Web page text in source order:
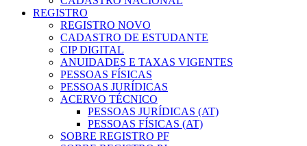
REGISTRO
REGISTRO NOVO
CADASTRO DE ESTUDANTE
CIP DIGITAL
ANUIDADES E TAXAS VIGENTES
PESSOAS FÍSICAS
PESSOAS JURÍDICAS
ACERVO TÉCNICO
PESSOAS JURÍDICAS (AT)
PESSOAS FÍSICAS (AT)
SOBRE REGISTRO PF